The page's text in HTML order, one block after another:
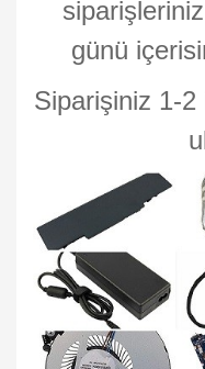
günü
Siparişiniz 1-